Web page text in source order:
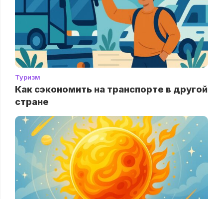
Туризм
Как сэкономить на транспорте в другой
стране